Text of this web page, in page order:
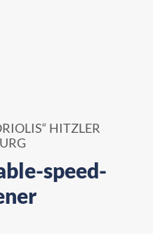
HITZLER
speed-